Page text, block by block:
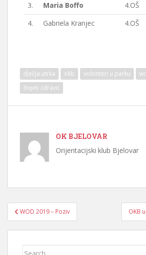
3.
Maria Boffo 4.OŠ
4.
Gabriela Kranjec 4.OŠ
dječja utrka okb volonteri u parku
živjeti zdravo
OK BJELOVAR
Orijentacijski klub Bjelovar
Navigacija
objava
WOD 2019 – Poziv OKB
Search